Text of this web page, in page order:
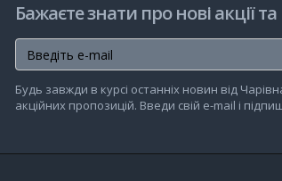
Бажаєте знати про нові акції
Будь завжди в курсі останніх новин від
акційних пропозицій. Введи свій e-mail і